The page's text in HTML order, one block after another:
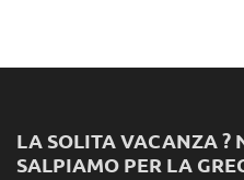
LA SOLITA VACANZA ?
SALPIAMO PER LA